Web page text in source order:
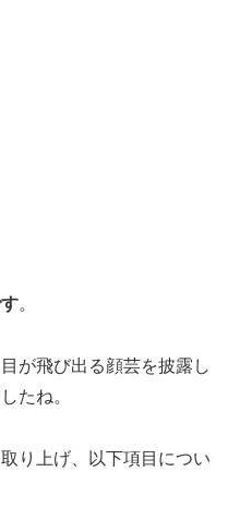
。
が飛び出る顔芸を披露し
たね。
り上げ、以下項目につい